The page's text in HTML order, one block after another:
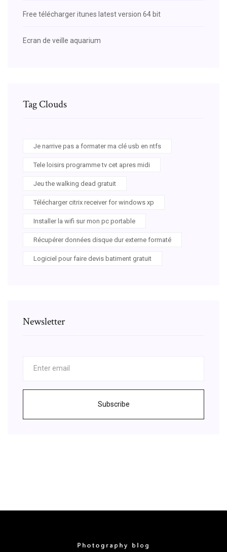
Free télécharger itunes latest version 64 bit
Ecran de veille aquarium
Tag Clouds
Je narrive pas a formater ma clé usb en ntfs
Tele loisirs programme tv cet apres midi
Jeu the walking dead gratuit
Télécharger citrix receiver for windows xp
Installer la wifi sur mon pc portable
Récupérer données disque dur externe formaté
Logiciel pour faire devis batiment gratuit
Newsletter
Subscribe